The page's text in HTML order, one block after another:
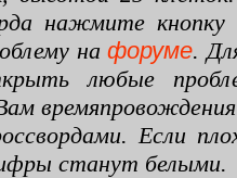
нажмите
нафоруме.
любые
Если
станут белыми.